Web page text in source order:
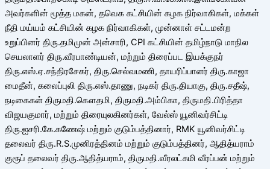
அவர்களின் மூத்த மகன், தவெக கட்சியின் கழக நிர்வாகிகள், மக்கள்
நீதி மய்யம் கட்சியின் கழக நிர்வாகிகள், முன்னாள் சட்டமன்ற
உறுப்பினர் திரு.தமிமுன் அன்சாரி, CPI கட்சியின் தமிழ்நாடு மாநில
செயலாளர் திரு.வீரபாண்டியன், மற்றும் திரைப்பட இயக்குநர்
திரு.எஸ்.ஏ.சந்திரசேகர், திரு.செல்வமணி, தாயரிப்பாளர் திரு.காஜா
மைதீன், கலைப்புலி திரு.எஸ்.தாணு, நடிகர் திரு.தியாகு, திரு.சதீஷ்,
நடிகைகள் திருமதி.கௌதமி, திருமதி.அம்பிகா, திருமதி.பிரித்தா
விஜயகுமார், மற்றும் திரையுலகினர்கள், வேல்ஸ் யூனிவர்சிட்டி
திரு.ஐசரி.கே.கணேஷ் மற்றும் குடும்பத்தினார், RMK யூனிவர்சிட்டி
தலைவர் திரு.R.S.முனிரத்தினம் மற்றும் குடும்பத்தினர், ஆதித்யராம்
குரூப் தலைவர் திரு.ஆதித்யராம், திருமதி.வீரலட்சுமி வீரப்பன் மற்றும்